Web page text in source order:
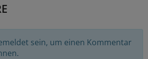
sein, um einen Kommentar